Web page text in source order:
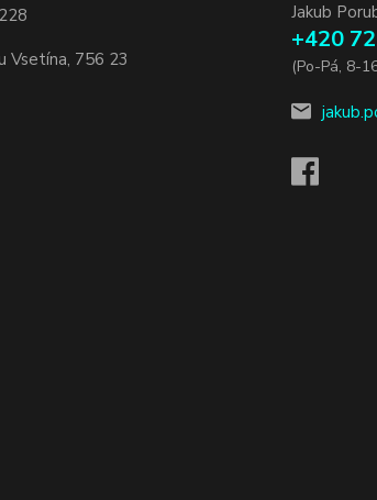
Vsetína, 756 23
Jakub
+420
(Po-Pá, 8-